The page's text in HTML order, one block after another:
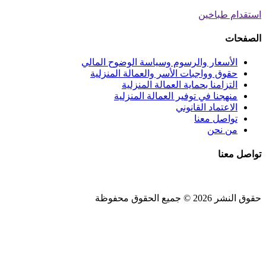
استقدام طباخين
الصفحات
الأسعار والرسوم وسياسة الوضوح المالي
حقوق وواجبات الأسر والعمالة المنزلية
التزامنا بحماية العمالة المنزلية
منهجنا في توفير العمالة المنزلية
الاعتماد القانوني
تواصل معنا
من نحن
تواصل معنا
حقوق النشر 2026 © جميع الحقوق محفوظة